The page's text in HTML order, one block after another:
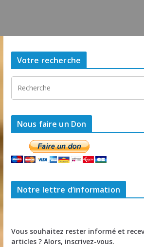
Votre recherche
Nous faire un Don
Notre lettre d’information
Vous souhaitez rester informé et
articles ? Alors, inscrivez-vous.